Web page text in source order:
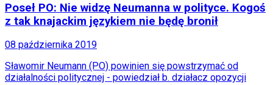
Sztuka
Teatr
Magia
Horoskopy
Sennik
Kody rabatowe
Poseł PO: Nie widzę Neumanna w polityce. Kogoś
z tak knajackim językiem nie będę bronił
08 października 2019
Sławomir Neumann (PO) powinien się powstrzymać od
działalności politycznej - powiedział b. działacz opozycji